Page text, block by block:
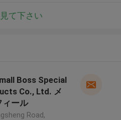
て下さい
Boss Special
Co., Ltd. メ
ィール
Road,